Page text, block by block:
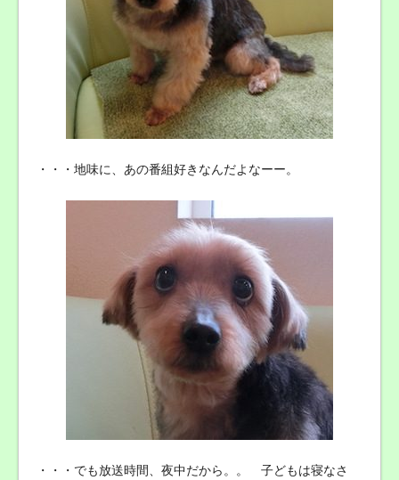
・・・地味に、あの番組好きなんだよなーー。
・・・でも放送時間、夜中だから。。 子どもは寝なさ